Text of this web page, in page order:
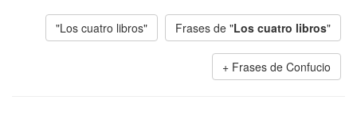
"Los cuatro libros" Frases de "Los cuatro libros"
Frases de Confucio